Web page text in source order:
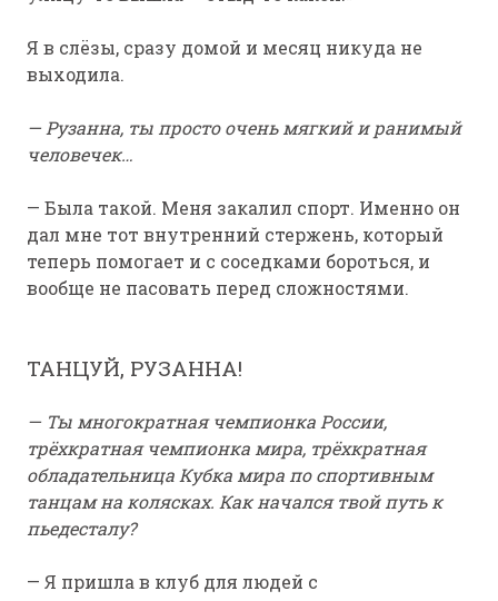
Я в слёзы, сразу домой и месяц никуда не
выходила.
— Рузанна, ты просто очень мягкий и ранимый
человечек…
— Была такой. Меня закалил спорт. Именно он
дал мне тот внутренний стержень, который
теперь помогает и с соседками бороться, и
вообще не пасовать перед сложностями.
ТАНЦУЙ, РУЗАННА!
— Ты многократная чемпионка России,
трёхкратная чемпионка мира, трёхкратная
обладательница Кубка мира по спортивным
танцам на колясках. Как начался твой путь к
пьедесталу?
— Я пришла в клуб для людей с